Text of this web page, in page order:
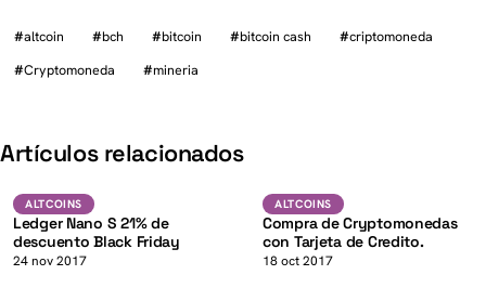
#altcoin #bch #bitcoin #bitcoin cash #criptomoneda
#Cryptomoneda #mineria
Artículos relacionados
Altcoins K
ALTCOINS
Ledger Nano S 21% de
descuento Black Friday
24 nov 2017
Altcoins
ALTCOINS
Compra de Cryptomonedas
con Tarjeta de Credito.
18 oct 2017